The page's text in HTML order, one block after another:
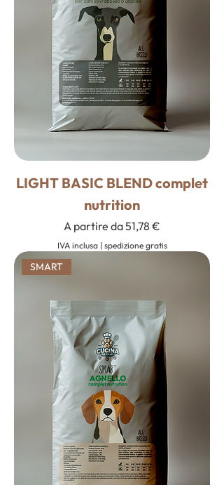
LIGHT BASIC BLEND complet
nutrition
A partire da51,78 €
Prezzo scontato
IVA inclusa| spedizione gratis
SMART